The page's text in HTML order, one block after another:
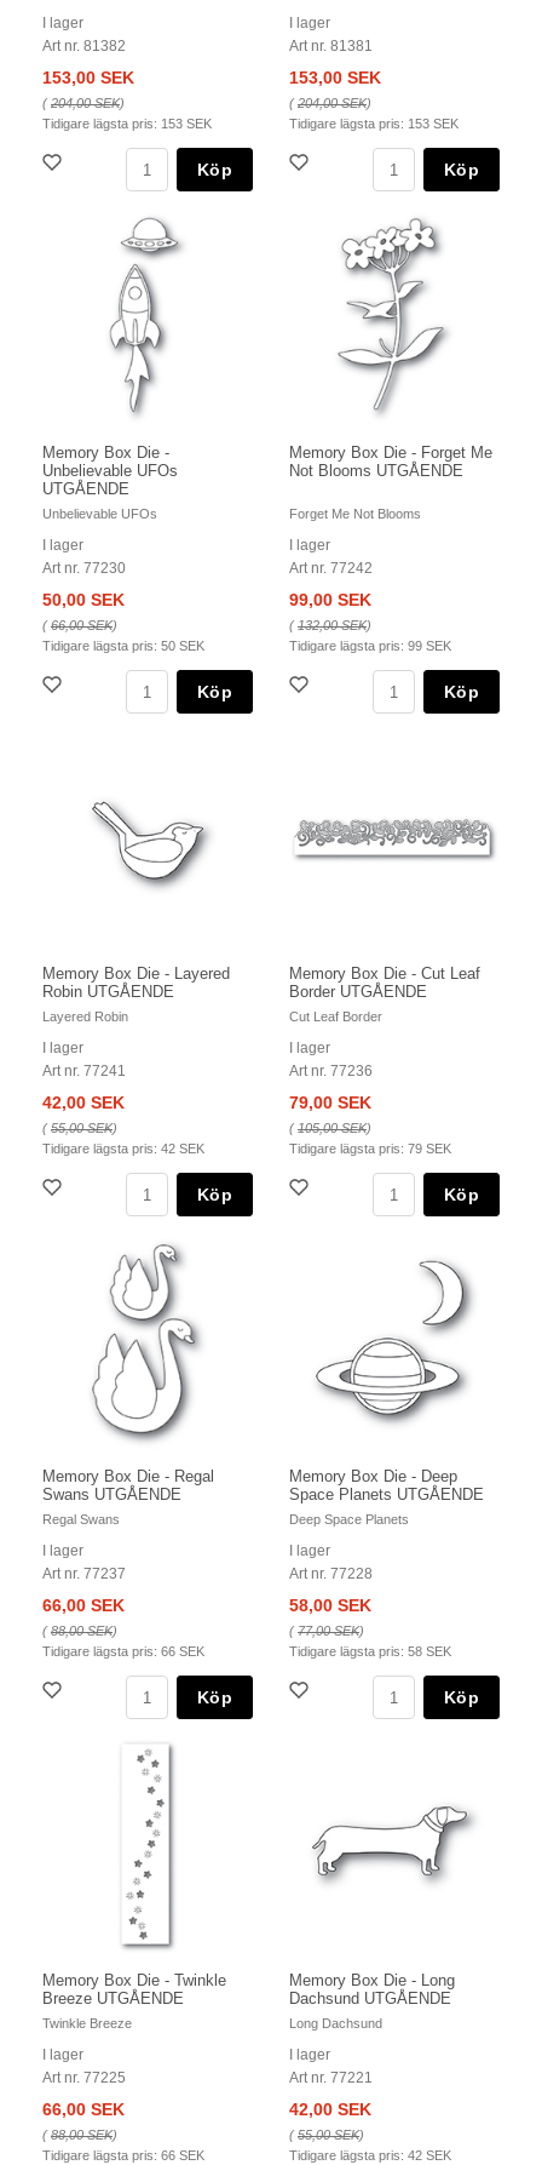
I lager
Art nr. 81382
153,00 SEK
(204,00 SEK)
Tidigare lägsta pris: 153 SEK
Köp
I lager
Art nr. 81381
153,00 SEK
(204,00 SEK)
Tidigare lägsta pris: 153 SEK
Köp
Memory Box Die -
Unbelievable UFOs
UTGÅENDE
Unbelievable UFOs
I lager
Art nr. 77230
50,00 SEK
(66,00 SEK)
Tidigare lägsta pris: 50 SEK
Köp
Memory Box Die - Forget Me
Not Blooms UTGÅENDE
Forget Me Not Blooms
I lager
Art nr. 77242
99,00 SEK
(132,00 SEK)
Tidigare lägsta pris: 99 SEK
Köp
Memory Box Die - Layered
Robin UTGÅENDE
Layered Robin
I lager
Art nr. 77241
42,00 SEK
(55,00 SEK)
Tidigare lägsta pris: 42 SEK
Köp
Memory Box Die - Cut Leaf
Border UTGÅENDE
Cut Leaf Border
I lager
Art nr. 77236
79,00 SEK
(105,00 SEK)
Tidigare lägsta pris: 79 SEK
Köp
Memory Box Die - Regal
Swans UTGÅENDE
Regal Swans
I lager
Art nr. 77237
66,00 SEK
(88,00 SEK)
Tidigare lägsta pris: 66 SEK
Köp
Memory Box Die - Deep
Space Planets UTGÅENDE
Deep Space Planets
I lager
Art nr. 77228
58,00 SEK
(77,00 SEK)
Tidigare lägsta pris: 58 SEK
Köp
Memory Box Die - Twinkle
Breeze UTGÅENDE
Twinkle Breeze
I lager
Art nr. 77225
66,00 SEK
(88,00 SEK)
Tidigare lägsta pris: 66 SEK
Memory Box Die - Long
Dachsund UTGÅENDE
Long Dachsund
I lager
Art nr. 77221
42,00 SEK
(55,00 SEK)
Tidigare lägsta pris: 42 SEK